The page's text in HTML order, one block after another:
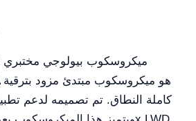
ميكروسكوب بيولوجي مختبري
كاملة النطاق. تم تصميمه لدعم